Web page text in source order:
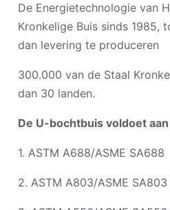
De Energietechnologie van
Kronkelige Buis sinds 1985,
dan levering te produceren
300.000 van de Staal
dan 30 landen.
De U-bochtbuis voldoet
1. ASTM A688/ASME SA688
2. ASTM A803/ASME SA803